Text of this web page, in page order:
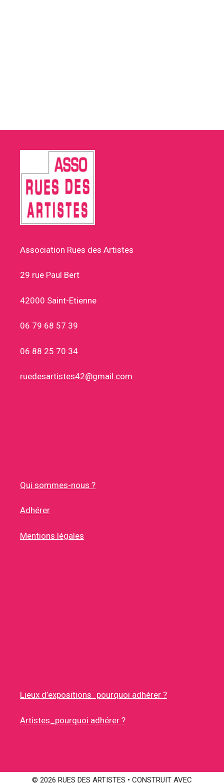
Association Rues des Artistes
29 rue Paul Bert
42000 Saint-Etienne
06 79 68 57 39
06 88 25 70 34
ruedesartistes42@gmail.com
Qui sommes-nous ?
Adhérer
Mentions légales
Lieux d’expositions_pourquoi adhérer ?
Artistes_pourquoi adhérer ?
© 2026 RUES DES ARTISTES • CONSTRUIT AVEC